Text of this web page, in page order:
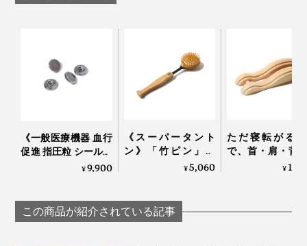
《一般医療機器 血行
促進 指圧粒 シール４
シート付》貼るだけ
技研
¥9,900
《スーパータント
ン》「竹ピン」と
「しなり」で、心地
ンエア｜スーパータ
ントン
¥5,060
ただ寝転がる
で、首・肩・背
腰のガチガチ筋
¥
この商品が紹介されている記事